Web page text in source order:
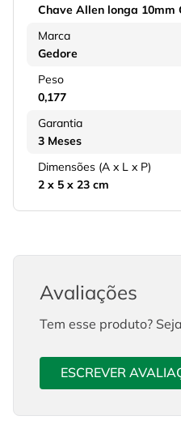
Chave Allen longa 10mm
Marca
Gedore
Peso
0,177
Garantia
3 Meses
Dimensões (A x L x P)
2 x 5 x 23 cm
Avaliações
Tem esse produto?
ESCREVER